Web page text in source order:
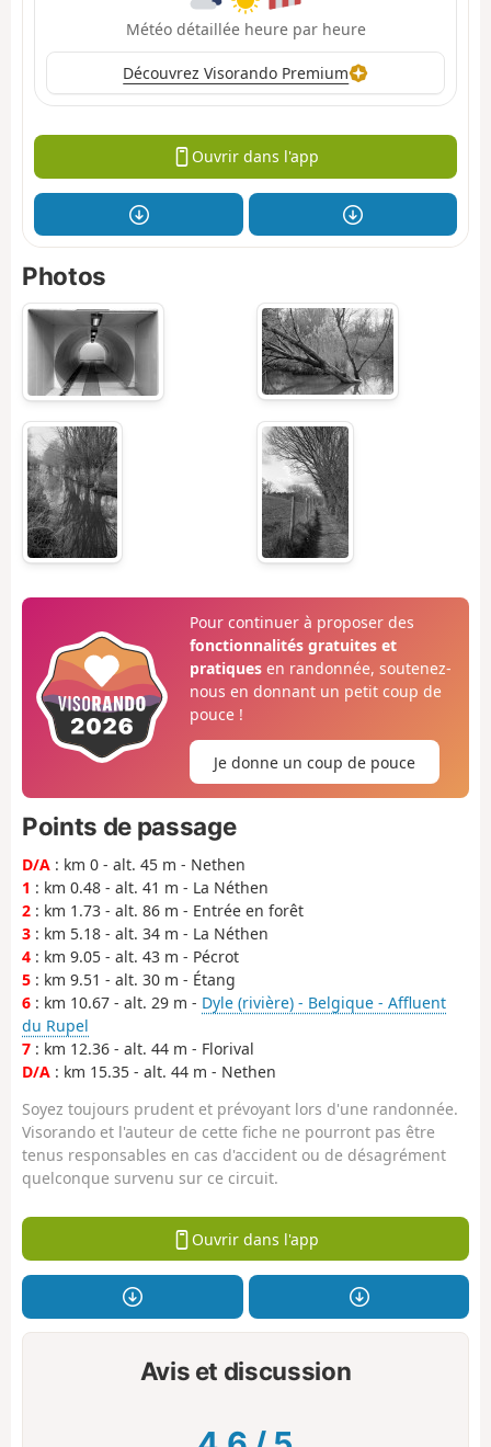
Météo détaillée heure par heure
Découvrez Visorando Premium
Ouvrir dans l'app
Photos
Pour continuer à proposer des
fonctionnalités gratuites et
pratiquesen randonnée, soutenez-
nous en donnant un petit coup de
pouce !
Je donne un coup de pouce
Points de passage
D/A : km 0 - alt. 45 m - Nethen
1 : km 0.48 - alt. 41 m - La Néthen
2 : km 1.73 - alt. 86 m - Entrée en forêt
3 : km 5.18 - alt. 34 m - La Néthen
4 : km 9.05 - alt. 43 m - Pécrot
5 : km 9.51 - alt. 30 m - Étang
6 : km 10.67 - alt. 29 m - Dyle (rivière) - Belgique - Affluent
du Rupel
7 : km 12.36 - alt. 44 m - Florival
D/A : km 15.35 - alt. 44 m - Nethen
Soyez toujours prudent et prévoyant lors d'une randonnée.
Visorando et l'auteur de cette fiche ne pourront pas être
tenus responsables en cas d'accident ou de désagrément
quelconque survenu sur ce circuit.
Ouvrir dans l'app
Avis et discussion